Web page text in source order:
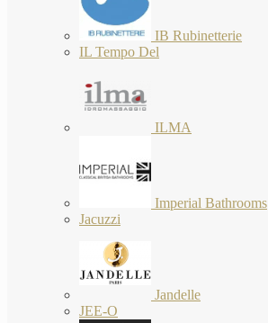
IB Rubinetterie
IL Tempo Del
ILMA
Imperial Bathrooms
Jacuzzi
Jandelle
JEE-O